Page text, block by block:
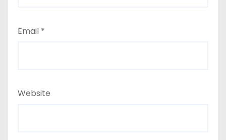
Email *
Website